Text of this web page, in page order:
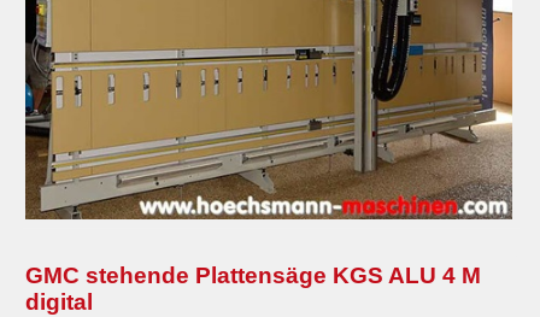
GMC stehende Plattensäge KGS ALU 4 M
digital